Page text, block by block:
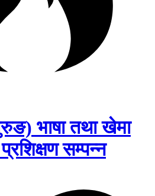
भाषा तथा खेमा
सम्पन्न